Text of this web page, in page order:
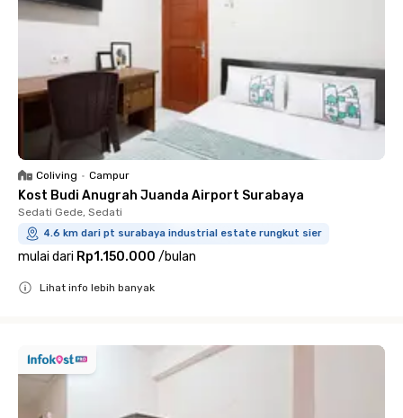
Coliving • Campur
Kost Budi Anugrah Juanda Airport Surabaya
Sedati Gede, Sedati
4.6 km dari pt surabaya industrial estate rungkut sier
mulai dari Rp1.150.000 /bulan
Lihat info lebih banyak